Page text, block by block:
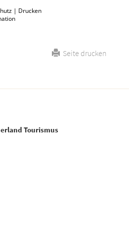
| Drucken
Seite drucken
Tourismus